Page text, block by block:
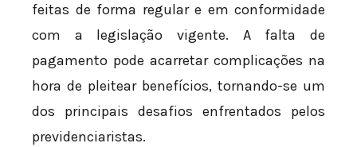
feitas de forma regular e em conformidade
com a legislação vigente. A falta de
pagamento pode acarretar complicações na
hora de pleitear benefícios, tornando-se um
dos principais desafios enfrentados pelos
previdenciaristas.